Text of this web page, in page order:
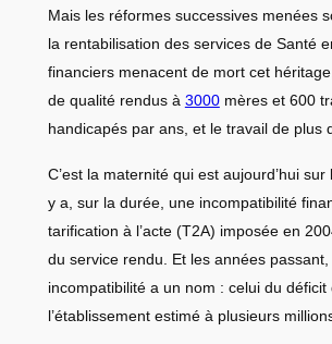
Mais les réformes successives menées
la rentabilisation des services de Santé
financiers menacent de mort cet
de qualité rendus à 3000mères et 600
handicapés par ans, et le travail de plus
C’est la maternité qui est aujourd’hui
y a, sur la durée, une incompatibilité
tarification à l’acte (T2A) imposée en
du service rendu. Et les années passant,
incompatibilité a un nom : celui du déficit
l’établissement estimé à plusieurs